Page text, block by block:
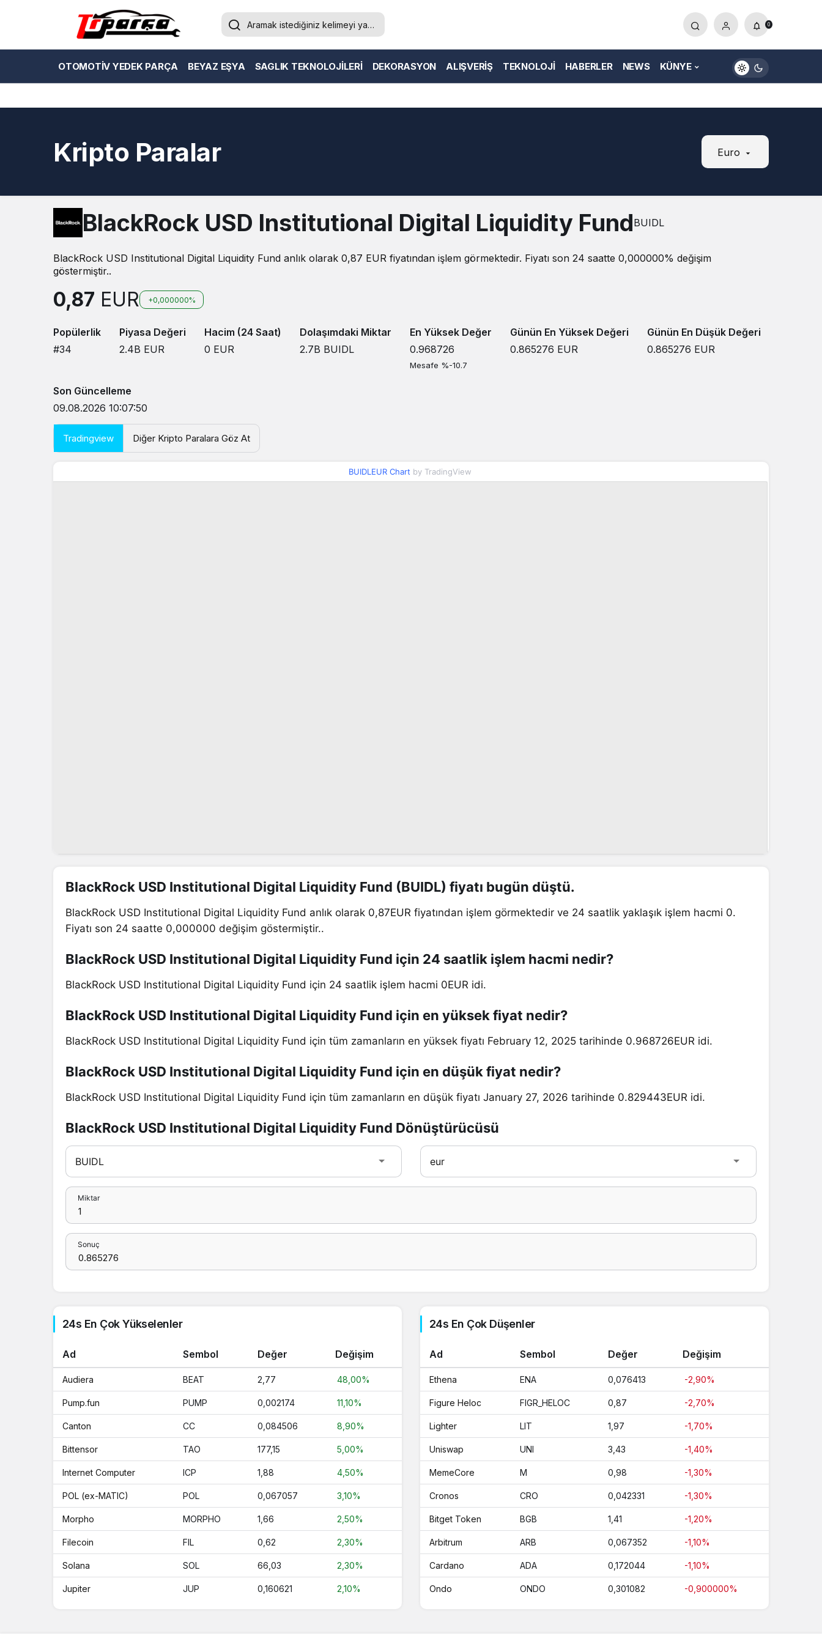
0
OTOMOTIV YEDEK PARÇA BEYAZ EŞYA SAGLIK TEKNOLOJILERI DEKORASYON ALIŞVERIŞ TEKNOLOJI HABERLER NEWS KÜNYE
Kripto Paralar Euro
BlackRock USD Institutional Digital Liquidity FundBUIDL
BlackRock USD Institutional Digital Liquidity Fund anlık olarak 0,87 EUR fiyatından işlem görmektedir. Fiyatı son 24 saatte 0,000000% değişim
göstermiştir..
0,87 EUR +0,000000%
Popülerlik
#34
Piyasa Değeri
2.4B EUR
Hacim (24 Saat)
0 EUR
Dolaşımdaki Miktar
2.7B BUIDL
En Yüksek Değer
0.968726
Mesafe %-10.7
Günün En Yüksek Değeri
0.865276 EUR
Günün En Düşük Değeri
0.865276 EUR
Son Güncelleme
09.08.2026 10:07:50
Tradingview Diğer Kripto Paralara Göz At
BUIDLEUR Chart by TradingView
BlackRock USD Institutional Digital Liquidity Fund (BUIDL) fiyatı bugün düştü.
BlackRock USD Institutional Digital Liquidity Fund anlık olarak 0,87EUR fiyatından işlem görmektedir ve 24 saatlik yaklaşık işlem hacmi 0.
Fiyatı son 24 saatte 0,000000 değişim göstermiştir..
BlackRock USD Institutional Digital Liquidity Fund için 24 saatlik işlem hacmi nedir?
BlackRock USD Institutional Digital Liquidity Fund için 24 saatlik işlem hacmi 0EUR idi.
BlackRock USD Institutional Digital Liquidity Fund için en yüksek fiyat nedir?
BlackRock USD Institutional Digital Liquidity Fund için tüm zamanların en yüksek fiyatı February 12, 2025 tarihinde 0.968726EUR idi.
BlackRock USD Institutional Digital Liquidity Fund için en düşük fiyat nedir?
BlackRock USD Institutional Digital Liquidity Fund için tüm zamanların en düşük fiyatı January 27, 2026 tarihinde 0.829443EUR idi.
BlackRock USD Institutional Digital Liquidity Fund Dönüştürücüsü
Miktar
Sonuç
24s En Çok Yükselenler
Ad Sembol Değer Değişim
Audiera BEAT 2,77 48,00%
Pump.fun PUMP 0,002174 11,10%
Canton CC 0,084506 8,90%
Bittensor TAO 177,15 5,00%
Internet Computer ICP 1,88 4,50%
POL (ex-MATIC) POL 0,067057 3,10%
Morpho MORPHO 1,66 2,50%
Filecoin FIL 0,62 2,30%
Solana SOL 66,03 2,30%
Jupiter JUP 0,160621 2,10%
24s En Çok Düşenler
Ad Sembol Değer Değişim
Ethena ENA 0,076413 -2,90%
Figure Heloc FIGR_HELOC 0,87 -2,70%
Lighter LIT 1,97 -1,70%
Uniswap UNI 3,43 -1,40%
MemeCore M 0,98 -1,30%
Cronos CRO 0,042331 -1,30%
Bitget Token BGB 1,41 -1,20%
Arbitrum ARB 0,067352 -1,10%
Cardano ADA 0,172044 -1,10%
Ondo ONDO 0,301082 -0,900000%